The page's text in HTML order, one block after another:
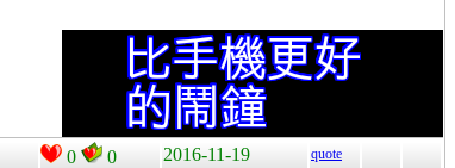
0 0 2016-11-19 quote